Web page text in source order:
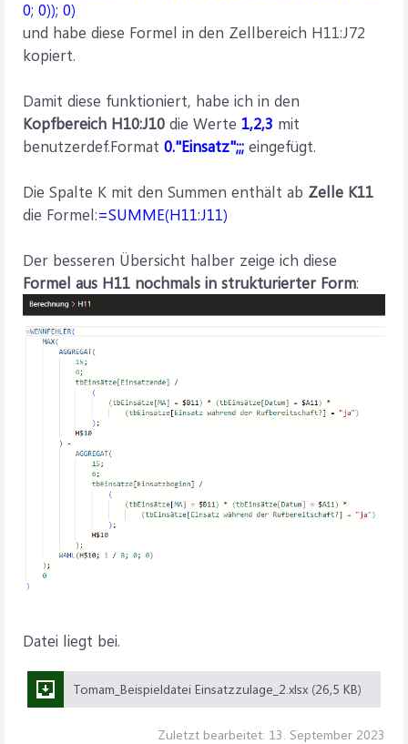
0; 0)); 0)
und habe diese Formel in den Zellbereich H11:J72
kopiert.
Damit diese funktioniert, habe ich in den
Kopfbereich H10:J10 die Werte 1,2,3 mit
benutzerdef.Format 0."Einsatz";;; eingefügt.
Die Spalte K mit den Summen enthält ab Zelle K11
die Formel:=SUMME(H11:J11)
Der besseren Übersicht halber zeige ich diese
Formel aus H11 nochmals in strukturierter Form:
Datei liegt bei.
Tomam_Beispieldatei Einsatzzulage_2.xlsx (26,5 KB)
Zuletzt bearbeitet: 13. September 2023